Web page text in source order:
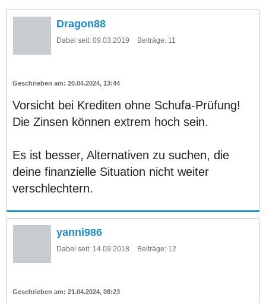
Dragon88
Dabei seit: 09.03.2019 Beiträge: 11
20.04.2024, 13:44
Vorsicht bei Krediten ohne Schufa-Prüfung!
Die Zinsen können extrem hoch sein.
Es ist besser, Alternativen zu suchen, die
deine finanzielle Situation nicht weiter
verschlechtern.
yanni986
Dabei seit: 14.09.2018 Beiträge: 12
21.04.2024, 08:23